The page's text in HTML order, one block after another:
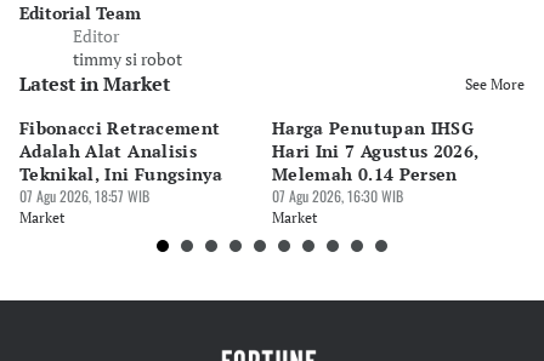
Editorial Team
Editor
timmy si robot
Latest in Market See More
Fibonacci Retracement
Adalah Alat Analisis
Teknikal, Ini Fungsinya
07 Agu 2026, 18:57 WIB
Market
Harga Penutupan IHSG
Hari Ini 7 Agustus 2026,
Melemah 0.14 Persen
07 Agu 2026, 16:30 WIB
Market